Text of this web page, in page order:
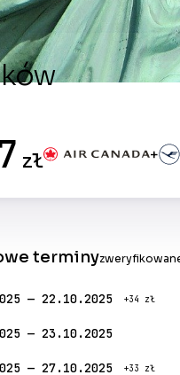
zł +
terminy
— 22.10.2025 +34 zł
— 23.10.2025
— 27.10.2025 +33 zł